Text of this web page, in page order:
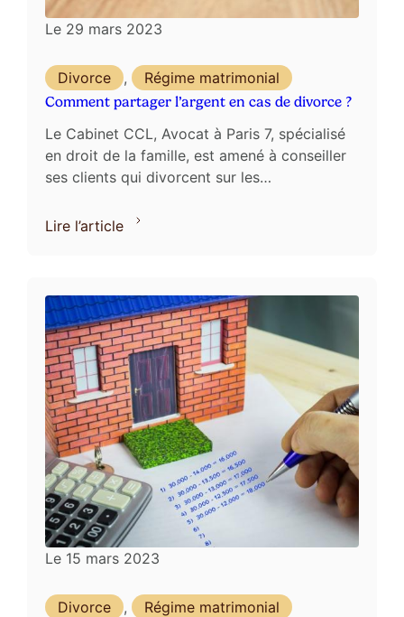
Le 29 mars 2023
Divorce , Régime matrimonial
Comment partager l’argent en cas de divorce ?
Le Cabinet CCL, Avocat à Paris 7, spécialisé
en droit de la famille, est amené à conseiller
ses clients qui divorcent sur les
séparation. Mariés sous le ...
Lire l’article
Le 15 mars 2023
Divorce , Régime matrimonial